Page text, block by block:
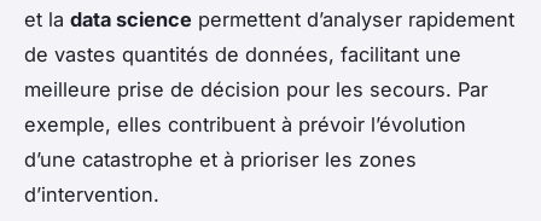
et la data science permettent d’analyser rapidement
de vastes quantités de données, facilitant une
meilleure prise de décision pour les secours. Par
exemple, elles contribuent à prévoir l’évolution
d’une catastrophe et à prioriser les zones
d’intervention.